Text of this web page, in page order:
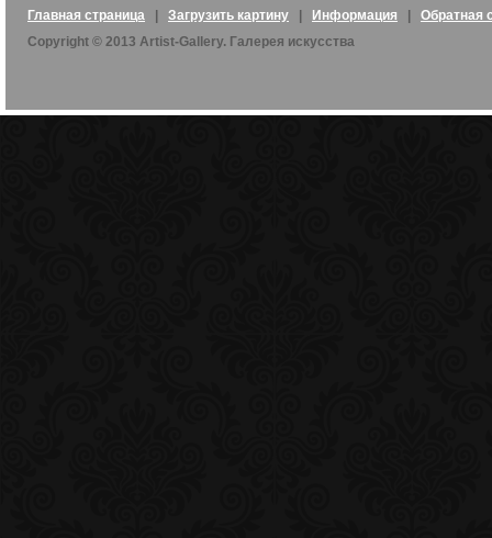
Главная страница Загрузить картину Информация
Обратная
Copyright © 2013 Artist-Gallery. Галерея искусства